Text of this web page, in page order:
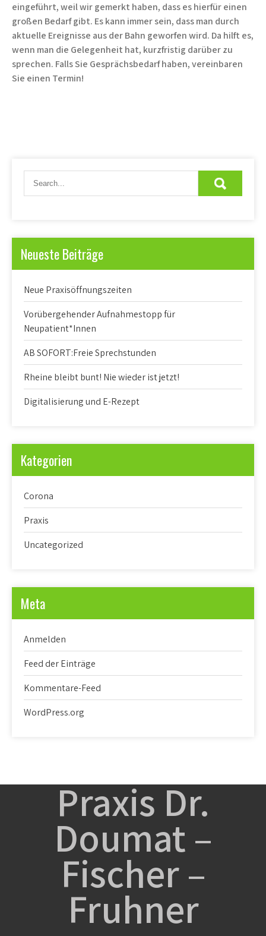
eingeführt, weil wir gemerkt haben, dass es hierfür einen
großen Bedarf gibt. Es kann immer sein, dass man durch
aktuelle Ereignisse aus der Bahn geworfen wird. Da hilft es,
wenn man die Gelegenheit hat, kurzfristig darüber zu
sprechen. Falls Sie Gesprächsbedarf haben, vereinbaren
Sie einen Termin!
Neueste Beiträge
Neue Praxisöffnungszeiten
Vorübergehender Aufnahmestopp für
Neupatient*Innen
AB SOFORT:Freie Sprechstunden
Rheine bleibt bunt! Nie wieder ist jetzt!
Digitalisierung und E-Rezept
Kategorien
Corona
Praxis
Uncategorized
Meta
Anmelden
Feed der Einträge
Kommentare-Feed
WordPress.org
Praxis Dr.
Doumat –
Fischer –
Fruhner